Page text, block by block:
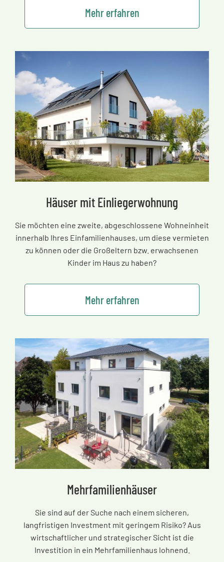
Mehr erfahren
Häuser mit Einliegerwohnung
Sie möchten eine zweite, abgeschlossene Wohneinheit
innerhalb Ihres Einfamilienhauses, um diese vermieten
zu können oder die Großeltern bzw. erwachsenen
Kinder im Haus zu haben?
Mehr erfahren
Mehrfamilienhäuser
Sie sind auf der Suche nach einem sicheren,
langfristigen Investment mit geringem Risiko? Aus
wirtschaftlicher und strategischer Sicht ist die
Investition in ein Mehrfamilienhaus lohnend.